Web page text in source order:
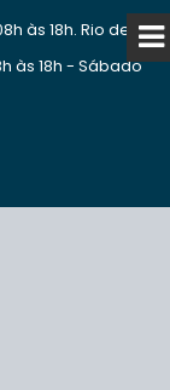
às 18h. Rio de
às 18h - Sábado